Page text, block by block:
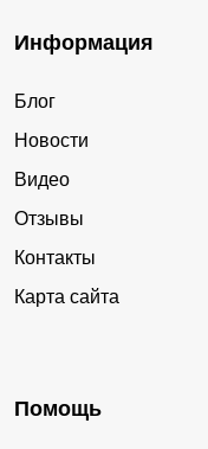
Информация
Блог
Новости
Видео
Отзывы
Контакты
Карта сайта
Помощь